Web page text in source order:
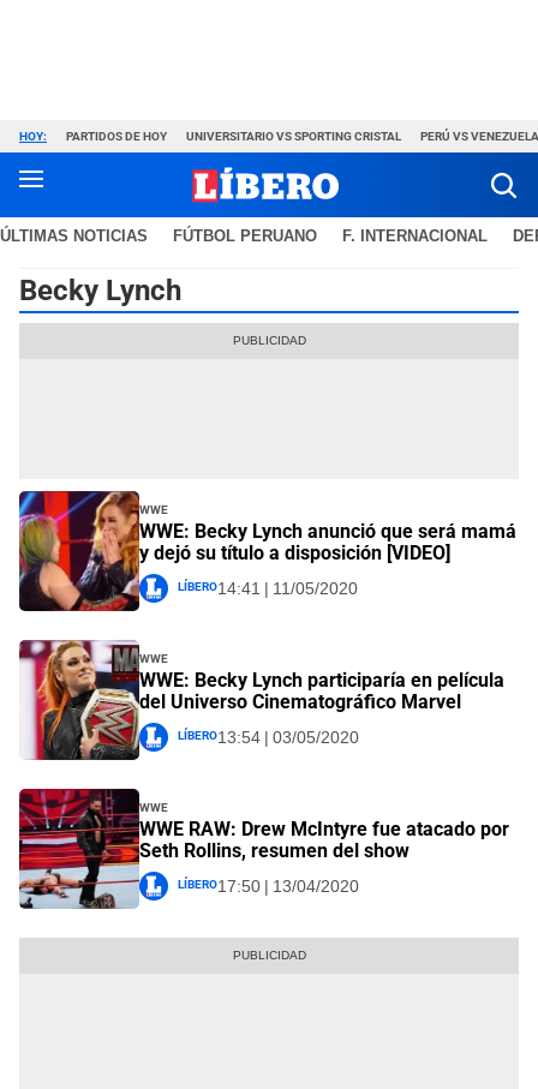
HOY: PARTIDOS DE HOY UNIVERSITARIO VS SPORTING CRISTAL PERÚ VS VENEZUELA
ÚLTIMAS NOTICIAS FÚTBOL PERUANO F. INTERNACIONAL
Becky Lynch
WWE
WWE: Becky Lynch anunció que será mamá
y dejó su título a disposición [VIDEO]
Líbero14:41 | 11/05/2020
WWE
WWE: Becky Lynch participaría en película
del Universo Cinematográfico Marvel
Líbero13:54 | 03/05/2020
WWE
WWE RAW: Drew McIntyre fue atacado por
Seth Rollins, resumen del show
Líbero17:50 | 13/04/2020